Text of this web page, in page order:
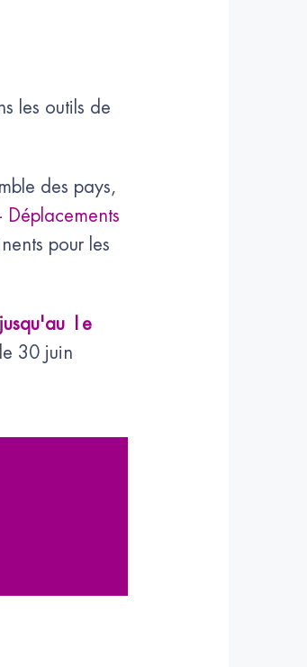
les outils de
des pays,
pour les
1e
30 juin